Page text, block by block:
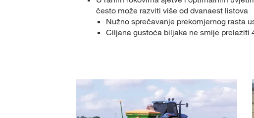
često može razviti više od dvanaest listova
Nužno sprečavanje prekomjernog rasta
Ciljana gustoća biljaka ne smije prelaziti